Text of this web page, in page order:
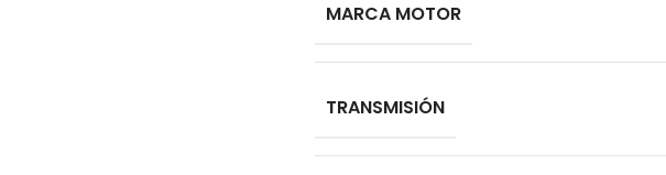
MARCA MOTOR
TRANSMISIÓN